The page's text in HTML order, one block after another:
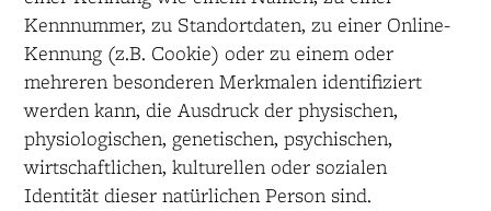
Kennnummer, zu Standortdaten, zu einer Online-
Kennung (z.B. Cookie) oder zu einem oder
mehreren besonderen Merkmalen identifiziert
werden kann, die Ausdruck der physischen,
physiologischen, genetischen, psychischen,
wirtschaftlichen, kulturellen oder sozialen
Identität dieser natürlichen Person sind.